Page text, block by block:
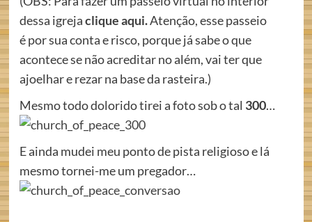
dessa igrejaclique aqui.Atenção, esse passeio
é por sua conta e risco, porque já sabe o que
acontece se não acreditar no além, vai ter que
ajoelhar e rezar na base da rasteira.)
Mesmo todo dolorido tirei a foto sob o tal 300…
E ainda mudei meu ponto de pista religioso e lá
mesmo tornei-me um pregador…